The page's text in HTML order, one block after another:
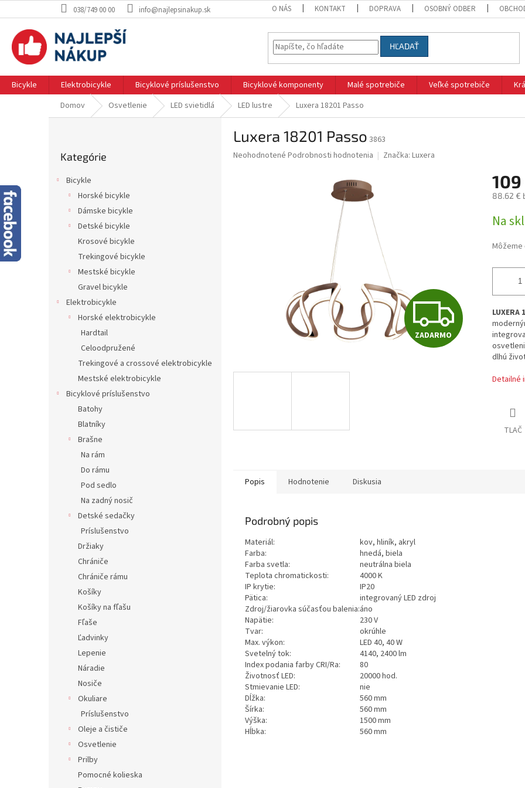
na
038/749 00 00 info@najlepsinakup.sk O NÁS KONTAKT DOPRAVA OSOBNÝ ODBER
HĽADAŤ
Bicykle Elektrobicykle Bicyklové príslušenstvo Bicyklové komponenty Malé spotrebiče Veľké spotrebiče
Domov
Osvetlenie LED svietidlá LED lustre Luxera 18201 Passo
kategórie
Kategórie
Bicykle
Horské bicykle
Dámske bicykle
Detské bicykle
Krosové bicykle
Trekingové bicykle
Mestské bicykle
Gravel bicykle
Elektrobicykle
Horské elektrobicykle
Hardtail
Celoodpružené
Trekingové a crossové elektrobicykle
Mestské elektrobicykle
Bicyklové príslušenstvo
Batohy
Blatníky
Brašne
Na rám
Do rámu
Pod sedlo
Na zadný nosič
Detské sedačky
Príslušenstvo
Držiaky
Chrániče
Chrániče rámu
Košíky
Košíky na fľašu
Fľaše
Ľadvinky
Lepenie
Náradie
Nosiče
Okuliare
Príslušenstvo
Oleje a čističe
Osvetlenie
Prilby
Pomocné kolieska
Luxera 18201 Passo 3863
Priemerné
Neohodnotené Podrobnosti hodnotenia Značka: Luxera
Z
A
ZADARMO
88.62 €
cena:
Na
dlhú
Detailné
TLAČ
Popis Hodnotenie Diskusia
Podrobný popis
Materiál:
kov, hliník, akryl
Farba:
hnedá, biela
Farba svetla:
neutrálna biela
Teplota chromatickosti:
4000K
IP krytie:
IP20
Pätica:
integrovaný LED zdroj
Zdroj/žiarovka súčasťou balenia:áno
Napätie:
230V
Tvar:
okrúhle
Max. výkon:
LED 40, 40W
Svetelný tok:
4140, 2400lm
Index podania farby CRI/Ra:
80
Životnosť LED:
20000hod.
Stmievanie LED:
nie
Dĺžka:
560mm
Šírka:
560mm
Výška:
1500mm
Hĺbka:
560mm